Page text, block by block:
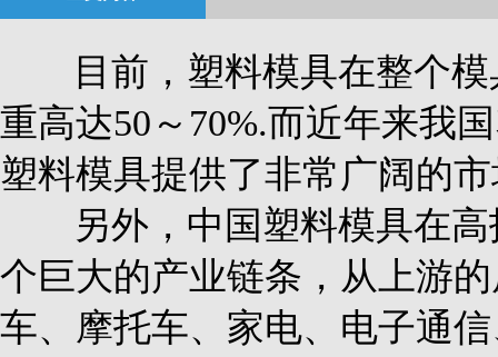
目前，塑料模具在整个
重高达50～70%.而近年来我
塑料模具提供了非常广阔的
另外，中国塑料模具在高
个巨大的产业链条，从上游
车、摩托车、家电、电子通